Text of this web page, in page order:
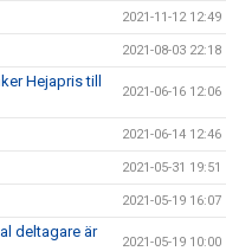
2021-11-12 12:49
2021-08-03 22:18
Hejapris till
2021-06-16 12:06
2021-06-14 12:46
2021-05-31 19:51
2021-05-19 16:07
deltagare är
2021-05-19 10:00